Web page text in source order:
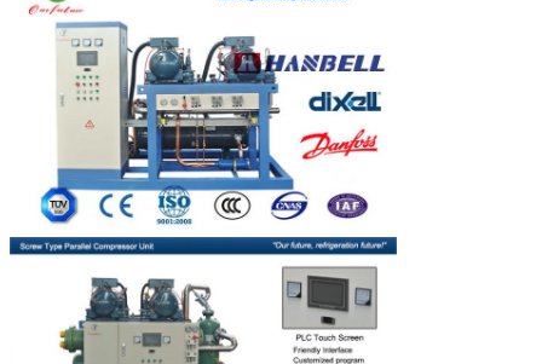
appareil de chauffage d'huile
Soupape d'arrêt de
débouché de
séparateur d'huile
Contrôleur de
température d'huile
Régulateur de niveau d'huile